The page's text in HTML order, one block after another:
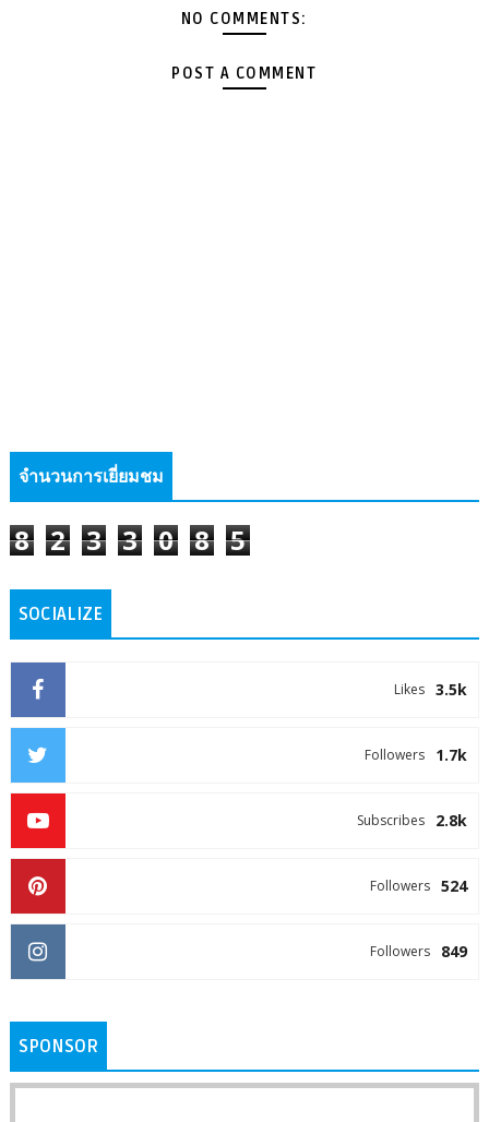
NO COMMENTS:
POST A COMMENT
จำนวนการเยี่ยมชม
8 2 3 3 0 8 5
SOCIALIZE
3.5k
Likes
1.7k
Followers
2.8k
Subscribes
524
Followers
849
Followers
SPONSOR